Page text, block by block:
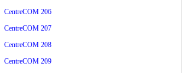
CentreCOM 206
CentreCOM 207
CentreCOM 208
CentreCOM 209